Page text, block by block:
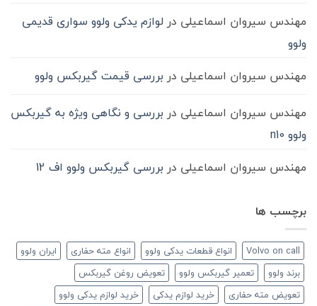
مهندس سیروان اسماعیلی در لوازم یدکی ولوو سواری قدیمی
ولوو
مهندس سیروان اسماعیلی در بررسی قیمت گیربکس ولوو
مهندس سیروان اسماعیلی در بررسی و نگاهی ویژه به گیربکس
ولوو n10
مهندس سیروان اسماعیلی در بررسی گیربکس ولوو اف 12
برچسب ها
Volvo on call انواع قطعات یدکی ولوو انواع مته حفاری
ایران ولوو
برند ولوو
تعمیر گیربکس ولوو
تعویض روغن گیربکس
تعویض مته حفاری
خرید لوازم یدکی
خرید لوازم یدکی ولوو